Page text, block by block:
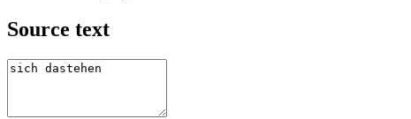
Source text